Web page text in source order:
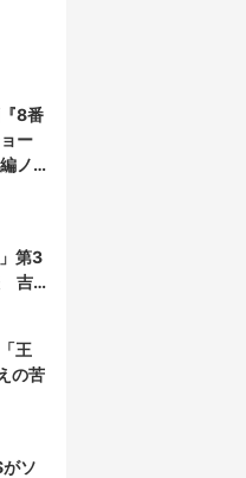
8番
ー
ノ
第3
吉
王
の苦
ソ